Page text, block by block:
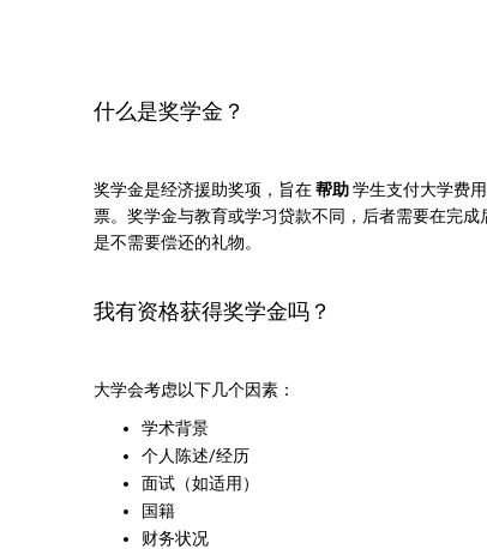
什么是奖学金？
奖学金是经济援助奖项，旨在帮助学生支付大学费
票。奖学金与教育或学习贷款不同，后者需要在完成
是不需要偿还的礼物。
我有资格获得奖学金吗？
大学会考虑以下几个因素：
学术背景
个人陈述/经历
面试（如适用）
国籍
财务状况